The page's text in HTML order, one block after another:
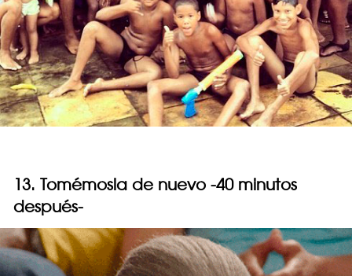
13. Tomémosla de nuevo -40 minutos
después-